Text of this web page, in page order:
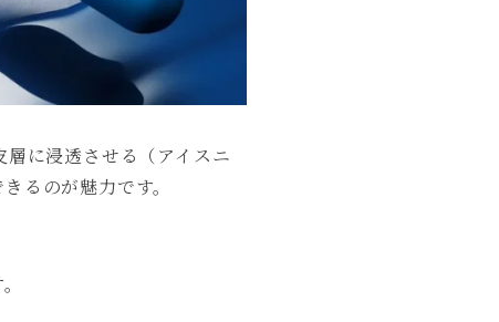
に浸透させる（アイスニ
るのが魅力です。